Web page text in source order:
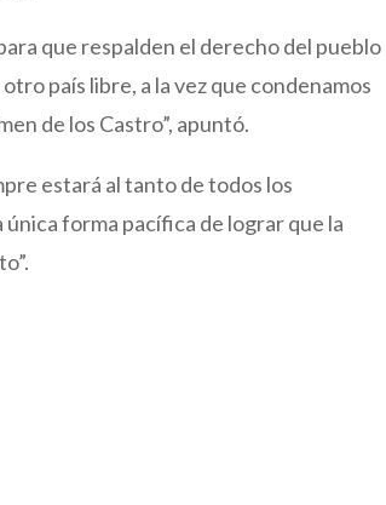
que respalden el derecho del pueblo
país libre, a la vez que condenamos
de los Castro”, apuntó.
estará al tanto de todos los
forma pacífica de lograr que la